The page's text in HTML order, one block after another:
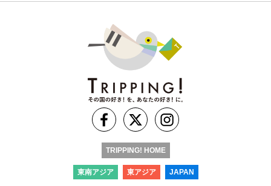
TRIPPING! HOME
東南アジア 東アジア JAPAN